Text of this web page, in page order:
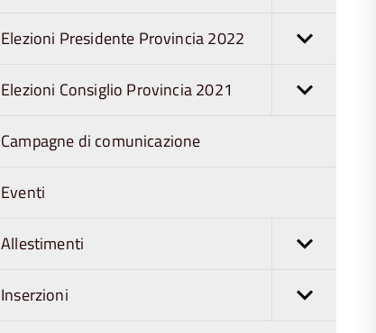
Elezioni Presidente Provincia 2022
Elezioni Consiglio Provincia 2021
Campagne di comunicazione
Eventi
Allestimenti
Inserzioni